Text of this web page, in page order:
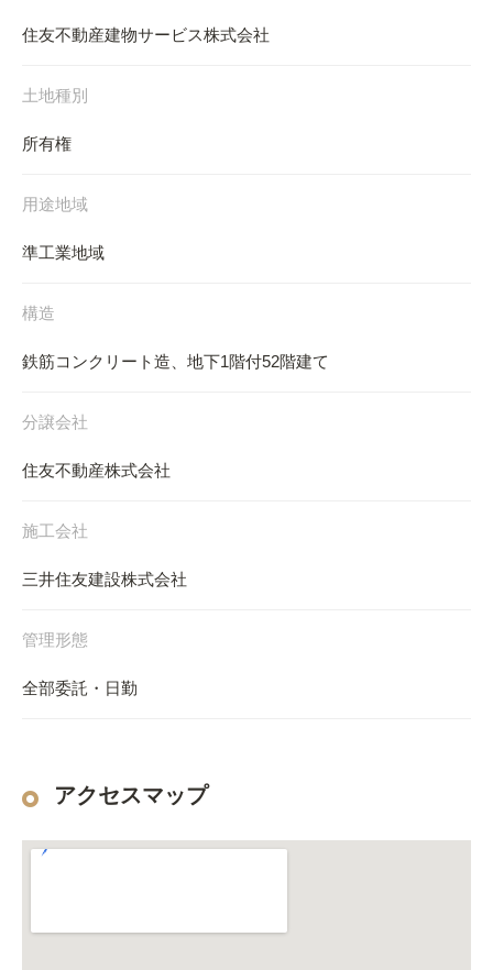
住友不動産建物サービス株式会社
土地種別
所有権
用途地域
準工業地域
構造
鉄筋コンクリート造、地下1階付52階建て
分譲会社
住友不動産株式会社
施工会社
三井住友建設株式会社
管理形態
全部委託・日勤
アクセスマップ